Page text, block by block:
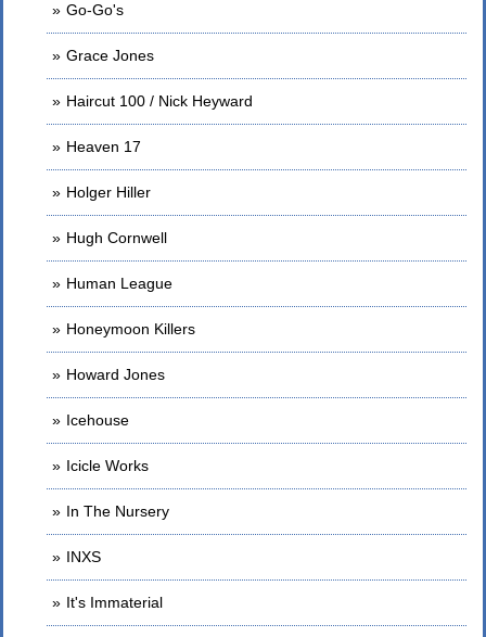
Go-Go's
Grace Jones
Haircut 100 / Nick Heyward
Heaven 17
Holger Hiller
Hugh Cornwell
Human League
Honeymoon Killers
Howard Jones
Icehouse
Icicle Works
In The Nursery
INXS
It's Immaterial